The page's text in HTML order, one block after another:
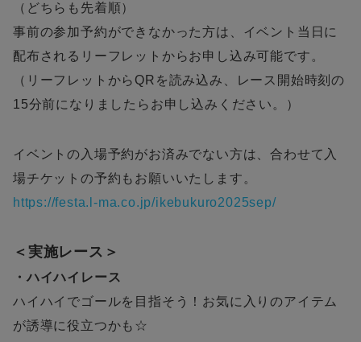
（どちらも先着順）
事前の参加予約ができなかった方は、イベント当日に
配布されるリーフレットからお申し込み可能です。
（リーフレットからQRを読み込み、レース開始時刻の
15分前になりましたらお申し込みください。）
イベントの入場予約がお済みでない方は、合わせて入
場チケットの予約もお願いいたします。
https://festa.l-ma.co.jp/ikebukuro2025sep/
＜実施レース＞
・ハイハイレース
ハイハイでゴールを目指そう！お気に入りのアイテム
が誘導に役立つかも☆